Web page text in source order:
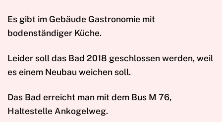
Es gibt im Gebäude Gastronomie mit
bodenständiger Küche.
Leider soll das Bad 2018 geschlossen werden, weil
es einem Neubau weichen soll.
Das Bad erreicht man mit dem Bus M 76,
Haltestelle Ankogelweg.